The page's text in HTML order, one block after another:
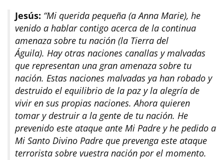
Jesús: “Mi querida pequeña (a Anna Marie), he
venido a hablar contigo acerca de la continua
amenaza sobre tu nación (la Tierra del
Águila). Hay otras naciones canallas y malvadas
que representan una gran amenaza sobre tu
nación. Estas naciones malvadas ya han robado y
destruido el equilibrio de la paz y la alegría de
vivir en sus propias naciones. Ahora quieren
tomar y destruir a la gente de tu nación. He
prevenido este ataque ante Mi Padre y he pedido a
Mi Santo Divino Padre que prevenga este ataque
terrorista sobre vuestra nación por el momento.